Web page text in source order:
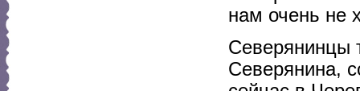
нам очень не
Северянинцы
Северянина,